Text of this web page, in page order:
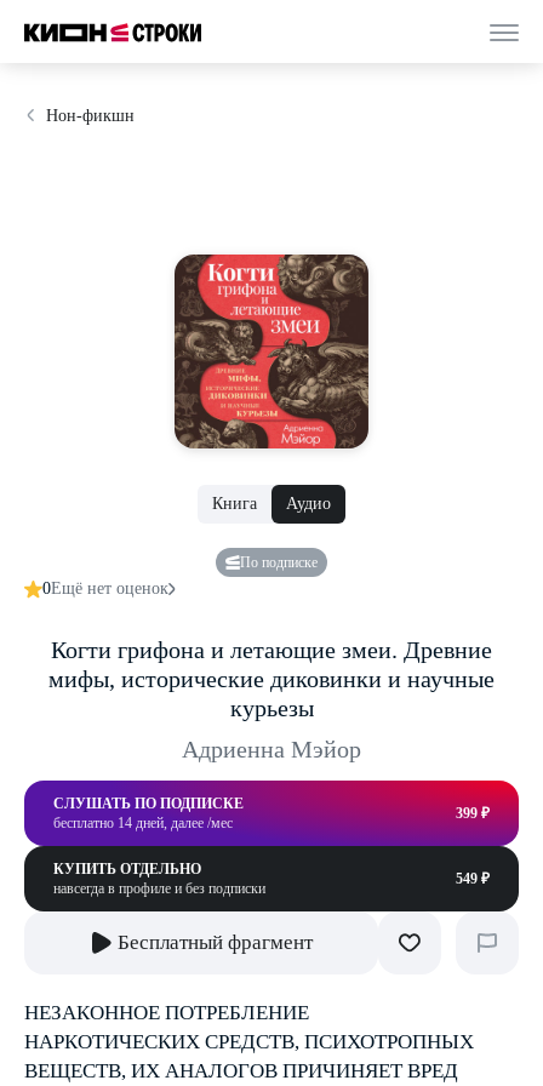
Нон-фикшн
Книга Аудио
По подписке
0Ещё нет оценок
Когти грифона и летающие змеи. Древние
мифы, исторические диковинки и научные
курьезы
Адриенна Мэйор
СЛУШАТЬ ПО ПОДПИСКЕ
бесплатно 14 дней, далее /мес
399 ₽
КУПИТЬ ОТДЕЛЬНО
навсегда в профиле и без подписки
549 ₽
Бесплатный фрагмент
НЕЗАКОННОЕ ПОТРЕБЛЕНИЕ
НАРКОТИЧЕСКИХ СРЕДСТВ, ПСИХОТРОПНЫХ
ВЕЩЕСТВ, ИХ АНАЛОГОВ ПРИЧИНЯЕТ ВРЕД